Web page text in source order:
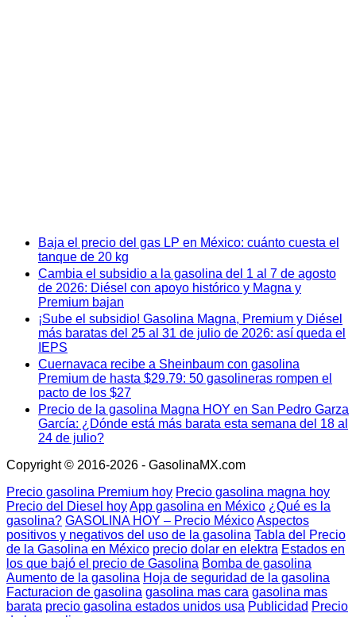
Baja el precio del gas LP en México: cuánto cuesta el
tanque de 20 kg
Cambia el subsidio a la gasolina del 1 al 7 de agosto
de 2026: Diésel con apoyo histórico y Magna y
Premium bajan
¡Sube el subsidio! Gasolina Magna, Premium y Diésel
más baratas del 25 al 31 de julio de 2026: así queda el
IEPS
Cuernavaca recibe a Sheinbaum con gasolina
Premium de hasta $29.79: 50 gasolineras rompen el
pacto de los $27
Precio de la gasolina Magna HOY en San Pedro Garza
García: ¿Dónde está más barata esta semana del 18 al
24 de julio?
Copyright © 2016-2026 - GasolinaMX.com
Precio gasolina Premium hoy Precio gasolina magna hoy
Precio del Diesel hoyApp gasolina en México ¿Qué es la
gasolina? GASOLINA HOY – Precio MéxicoAspectos
positivos y negativos del uso de la gasolina Tabla del Precio
de la Gasolina en México precio dolar en elektra Estados en
los que bajó el precio de Gasolina Bomba de gasolina
Aumento de la gasolina Hoja de seguridad de la gasolina
Facturacion de gasolina gasolina mas cara gasolina mas
barata precio gasolina estados unidos usa Publicidad Precio